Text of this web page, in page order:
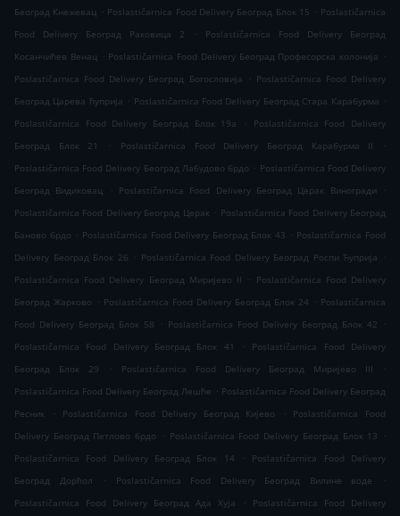
Београд Кнежевац . Poslastičarnica Food Delivery Београд Блок 15 . Poslastičarnica
Food Delivery Београд Раковица 2
.
Poslastičarnica Food Delivery Београд
Косанчићев Венац . Poslastičarnica Food Delivery Београд Професорска колонија .
Poslastičarnica Food Delivery Београд Богословија
. Poslastičarnica Food Delivery
Београд Царева ћуприја . Poslastičarnica Food Delivery Београд Стара Карабурма .
Poslastičarnica Food Delivery Београд Блок 19а
.
Poslastičarnica Food Delivery
Београд Блок 21
. Poslastičarnica Food Delivery Београд Карабурма II
.
Poslastičarnica Food Delivery Београд Лабудово брдо . Poslastičarnica Food Delivery
Београд Видиковац
. Poslastičarnica Food Delivery Београд Церак Виногради
.
Poslastičarnica Food Delivery Београд Церак . Poslastičarnica Food Delivery Београд
Баново брдо . Poslastičarnica Food Delivery Београд Блок 43 . Poslastičarnica Food
Delivery Београд Блок 26 . Poslastičarnica Food Delivery Београд Роспи Ћуприја
.
Poslastičarnica Food Delivery Београд Миријево II
. Poslastičarnica Food Delivery
Београд Жарково . Poslastičarnica Food Delivery Београд Блок 24 . Poslastičarnica
Food Delivery Београд Блок 58
. Poslastičarnica Food Delivery Београд Блок 42
.
Poslastičarnica Food Delivery Београд Блок 41
.
Poslastičarnica Food Delivery
Београд Блок 29
. Poslastičarnica Food Delivery Београд Миријево III
.
Poslastičarnica Food Delivery Београд Лешће . Poslastičarnica Food Delivery Београд
Ресник
. Poslastičarnica Food Delivery Београд Кијево .
Poslastičarnica Food
Delivery Београд Петлово брдо
. Poslastičarnica Food Delivery Београд Блок 13
.
Poslastičarnica Food Delivery Београд Блок 14
.
Poslastičarnica Food Delivery
Београд Дорћол
. Poslastičarnica Food Delivery Београд Вилине воде
.
Poslastičarnica Food Delivery Београд Ада Хуја
.
Poslastičarnica Food Delivery